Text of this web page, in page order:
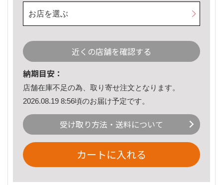
お店を選ぶ
近くの店舗を確認する
納期目安：
店舗在庫不足の為、取り寄せ注文となります。
2026.08.19 8:56頃のお届け予定です。
受け取り方法・送料について
カートに入れる